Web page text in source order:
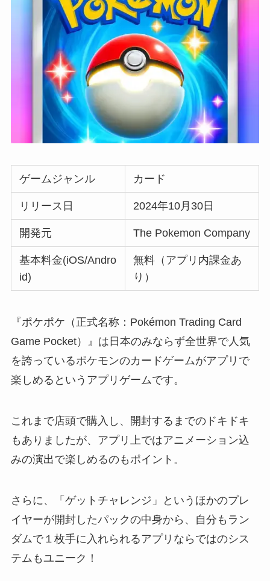
ゲームジャンル カード
リリース日 2024年10月30日
開発元 The Pokemon Company
基本料金(iOS/Andro
id)
無料（アプリ内課金あ
り）
『ポケポケ（正式名称：Pokémon Trading Card
Game Pocket）』は日本のみならず全世界で人気
を誇っているポケモンのカードゲームがアプリで
楽しめるというアプリゲームです。
これまで店頭で購入し、開封するまでのドキドキ
もありましたが、アプリ上ではアニメーション込
みの演出で楽しめるのもポイント。
さらに、「ゲットチャレンジ」というほかのプレ
イヤーが開封したパックの中身から、自分もラン
ダムで１枚手に入れられるアプリならではのシス
テムもユニーク！